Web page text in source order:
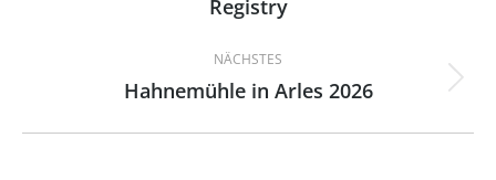
Beitrag:
Registry
NÄCHSTES
Nächster
Hahnemühle in Arles 2026